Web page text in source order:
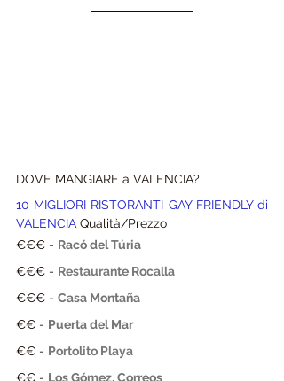
DOVE MANGIARE a VALENCIA?
10 MIGLIORI RISTORANTI GAY FRIENDLY di
VALENCIA Qualità/Prezzo
€€€ - Racó del Túria
€€€ - Restaurante Rocalla
€€€ - Casa Montaña
€€ - Puerta del Mar
€€ - Portolito Playa
€€ - Los Gómez, Correos